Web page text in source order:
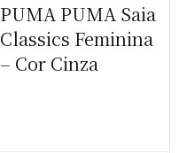
PUMA PUMA Saia
Classics Feminina
– Cor Cinza